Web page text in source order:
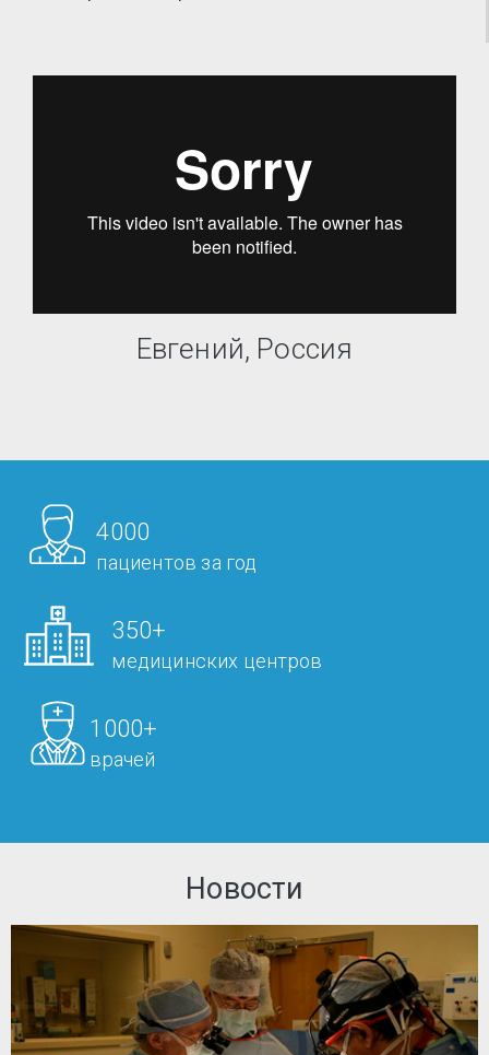
Евгений, Россия
4000
пациентов за год
350+
медицинских центров
1000+
врачей
Новости